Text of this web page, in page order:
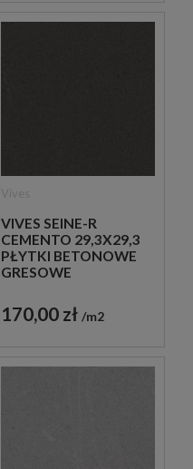
VIVES SEINE-R
CEMENTO 29,3X29,3
PŁYTKI BETONOWE
GRESOWE
170,00 zł m2